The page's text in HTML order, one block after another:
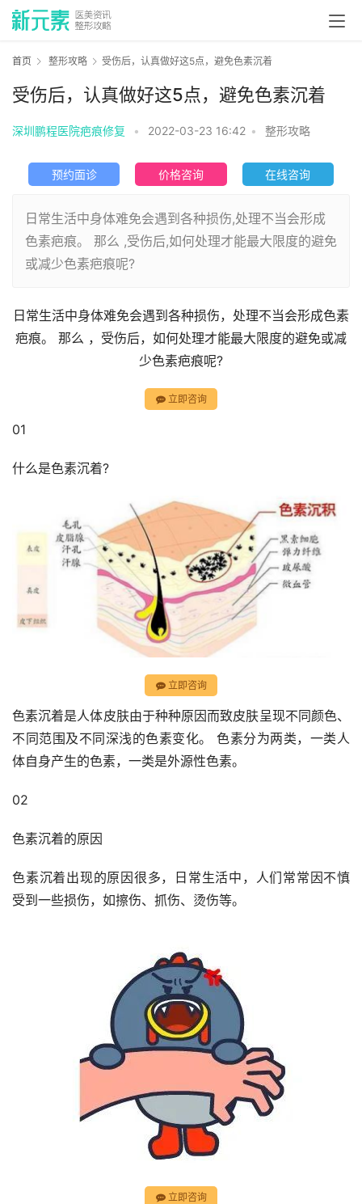
首页 整形攻略 ​受伤后，认真做好这5点，避免色素沉着
​受伤后，认真做好这5点，避免色素沉着
深圳鹏程医院疤痕修复 • 2022-03-23 16:42 • 整形攻略
预约面诊 价格咨询 在线咨询
日常生活中身体难免会遇到各种损伤,处理不当会形成
色素疤痕。 那么 ,受伤后,如何处理才能最大限度的避免
或减少色素疤痕呢?
日常生活中身体难免会遇到各种损伤，处理不当会形成色素
疤痕。 那么 ，受伤后，如何处理才能最大限度的避免或减
少色素疤痕呢?
立即咨询
01
什么是色素沉着?
立即咨询
色素沉着是人体皮肤由于种种原因而致皮肤呈现不同颜色、
不同范围及不同深浅的色素变化。 色素分为两类，一类人
体自身产生的色素，一类是外源性色素。
02
色素沉着的原因
色素沉着出现的原因很多，日常生活中，人们常常因不慎
受到一些损伤，如擦伤、抓伤、烫伤等。
立即咨询